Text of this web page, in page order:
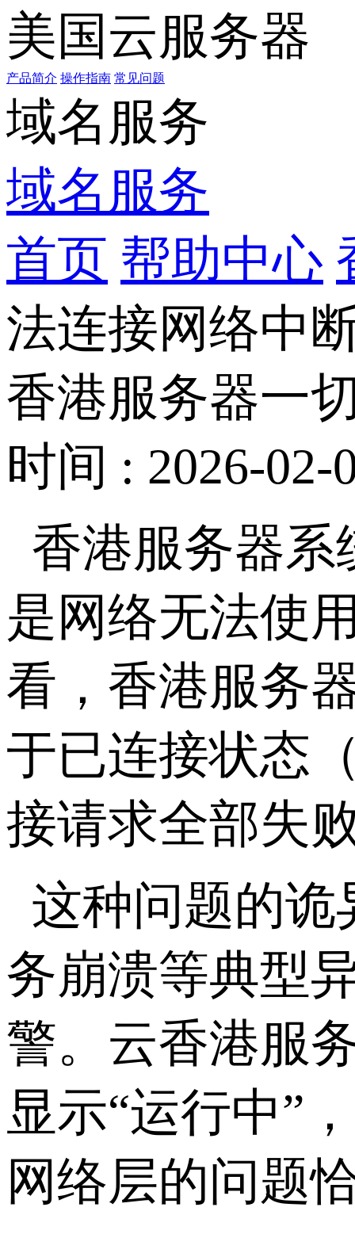
美国云服务器
产品简介 操作指南 常见问题
域名服务
域名服务
首页 帮助中心
法连接网络中
香港服务器一
时间 : 2026-02-
香港服务器系
是网络无法使
看，香港服务
于已连接状态
接请求全部失
这种问题的诡
务崩溃等典型
警。云香港服
显示“运行中”
网络层的问题